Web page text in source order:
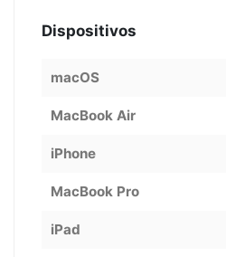
Dispositivos
macOS
MacBook Air
iPhone
MacBook Pro
iPad